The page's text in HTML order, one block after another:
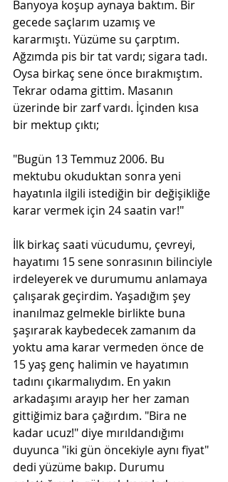
Banyoya koşup aynaya baktım. Bir
gecede saçlarım uzamış ve
kararmıştı. Yüzüme su çarptım.
Ağzımda pis bir tat vardı; sigara tadı.
Oysa birkaç sene önce bırakmıştım.
Tekrar odama gittim. Masanın
üzerinde bir zarf vardı. İçinden kısa
bir mektup çıktı;
"Bugün 13 Temmuz 2006. Bu
mektubu okuduktan sonra yeni
hayatınla ilgili istediğin bir değişikliğe
karar vermek için 24 saatin var!"
İlk birkaç saati vücudumu, çevreyi,
hayatımı 15 sene sonrasının bilinciyle
irdeleyerek ve durumumu anlamaya
çalışarak geçirdim. Yaşadığım şey
inanılmaz gelmekle birlikte buna
şaşırarak kaybedecek zamanım da
yoktu ama karar vermeden önce de
15 yaş genç halimin ve hayatımın
tadını çıkarmalıydım. En yakın
arkadaşımı arayıp her her zaman
gittiğimiz bara çağırdım. "Bira ne
kadar ucuz!" diye mırıldandığımı
duyunca "iki gün öncekiyle aynı fiyat"
dedi yüzüme bakıp. Durumu